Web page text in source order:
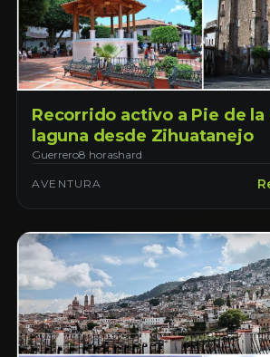
Recorrido activo a Pie de la
laguna desde Zihuatanejo
Guerrero8 horashard
AVENTURA